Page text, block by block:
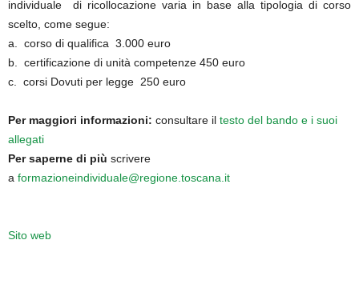
individuale di ricollocazione varia in base alla tipologia di corso
scelto, come segue:
a. corso di qualifica 3.000 euro
b. certificazione di unità competenze 450 euro
c. corsi Dovuti per legge 250 euro
Per maggiori informazioni: consultare il testo del bando e i suoi
allegati
Per saperne di più scrivere
a formazioneindividuale@regione.toscana.it
Sito web